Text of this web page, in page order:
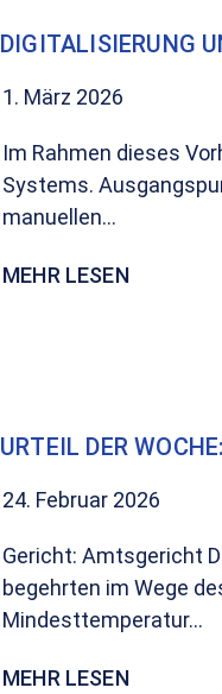
DIGITALISIERUNG
1. März 2026
Im Rahmen dieses
Systems.
manuellen...
MEHR LESEN
URTEIL DER
24. Februar 2026
Gericht: Amtsgericht
begehrten im Wege
Mindesttemperatur...
MEHR LESEN